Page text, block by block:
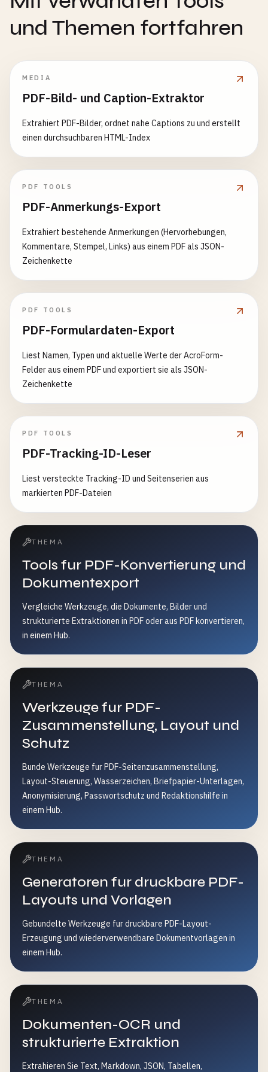
und Themen fortfahren
MEDIA
PDF-Bild- und Caption-Extraktor
Extrahiert PDF-Bilder, ordnet nahe Captions zu und erstellt
einen durchsuchbaren HTML-Index
PDF TOOLS
PDF-Anmerkungs-Export
Extrahiert bestehende Anmerkungen (Hervorhebungen,
Kommentare, Stempel, Links) aus einem PDF als JSON-
Zeichenkette
PDF TOOLS
PDF-Formulardaten-Export
Liest Namen, Typen und aktuelle Werte der AcroForm-
Felder aus einem PDF und exportiert sie als JSON-
Zeichenkette
PDF TOOLS
PDF-Tracking-ID-Leser
Liest versteckte Tracking-ID und Seitenserien aus
markierten PDF-Dateien
THEMA
Tools fur PDF-Konvertierung und
Dokumentexport
Vergleiche Werkzeuge, die Dokumente, Bilder und
strukturierte Extraktionen in PDF oder aus PDF konvertieren,
in einem Hub.
THEMA
Werkzeuge fur PDF-
Zusammenstellung, Layout und
Schutz
Bunde Werkzeuge fur PDF-Seitenzusammenstellung,
Layout-Steuerung, Wasserzeichen, Briefpapier-Unterlagen,
Anonymisierung, Passwortschutz und Redaktionshilfe in
einem Hub.
THEMA
Generatoren fur druckbare PDF-
Layouts und Vorlagen
Gebundelte Werkzeuge fur druckbare PDF-Layout-
Erzeugung und wiederverwendbare Dokumentvorlagen in
einem Hub.
THEMA
Dokumenten-OCR und
strukturierte Extraktion
Extrahieren Sie Text, Markdown, JSON, Tabellen,